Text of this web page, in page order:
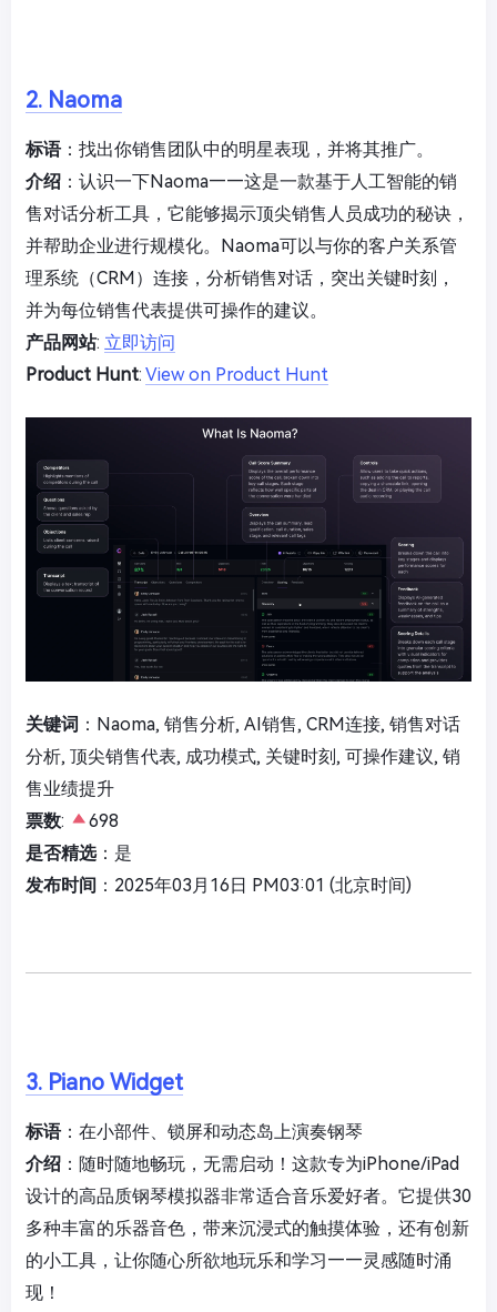
2. Naoma
标语：找出你销售团队中的明星表现，并将其推广。
介绍 ：认识一下Naoma——这是一款基于人工智能的销
售对话分析工具，它能够揭示顶尖销售人员成功的秘诀，
并帮助企业进行规模化。Naoma可以与你的客户关系管
理系统（CRM）连接，分析销售对话，突出关键时刻，
并为每位销售代表提供可操作的建议。
产品网站: 立即访问
Product Hunt: View on Product Hunt
关键词 ：Naoma, 销售分析, AI销售, CRM连接, 销售对话
分析, 顶尖销售代表, 成功模式, 关键时刻, 可操作建议, 销
售业绩提升
票数:
698
是否精选：是
发布时间 ：2025年03月16日 PM03:01 (北京时间)
3. Piano Widget
标语：在小部件、锁屏和动态岛上演奏钢琴
介绍 ：随时随地畅玩，无需启动！这款专为iPhone/iPad
设计的高品质钢琴模拟器非常适合音乐爱好者。它提供30
多种丰富的乐器音色，带来沉浸式的触摸体验，还有创新
的小工具，让你随心所欲地玩乐和学习——灵感随时涌
现！